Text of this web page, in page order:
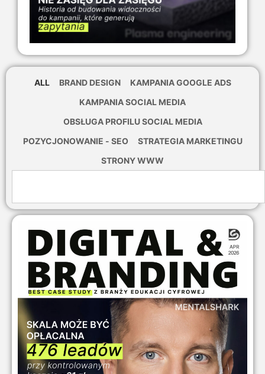
BRAND DESIGN
KAMPANIA GOOGLE ADS
KAMPANIA SOCIAL MEDIA
OBSŁUGA PROFILU SOCIAL MEDIA
POZYCJONOWANIE - SEO
STRATEGIA MARKETINGU
STRONY WWW
ALL